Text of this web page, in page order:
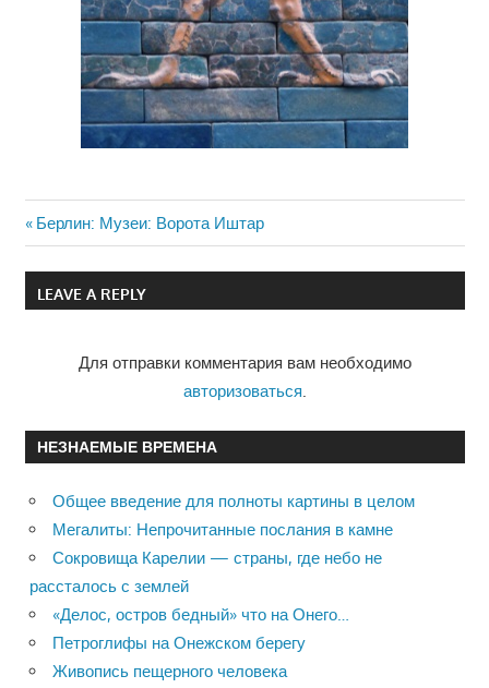
Навигация
по
Previous
Post:
Берлин: Музеи: Ворота Иштар
LEAVE A REPLY
Для отправки комментария вам необходимо
авторизоваться.
НЕЗНАЕМЫЕ ВРЕМЕНА
Общее введение для полноты картины в целом
Мегалиты: Непрочитанные послания в камне
Сокровища Карелии — страны, где небо не
рассталось с землей
«Делос, остров бедный» что на Онего…
Петроглифы на Онежском берегу
Живопись пещерного человека